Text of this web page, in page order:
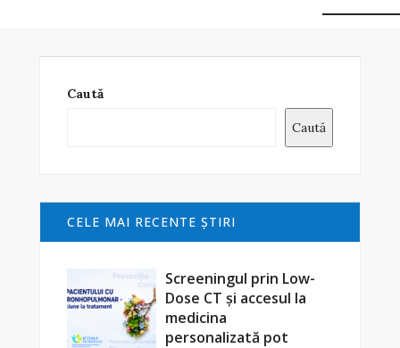
Caută
Caută
CELE MAI RECENTE ŞTIRI
Screeningul prin Low-
Dose CT și accesul la
medicina
personalizată pot